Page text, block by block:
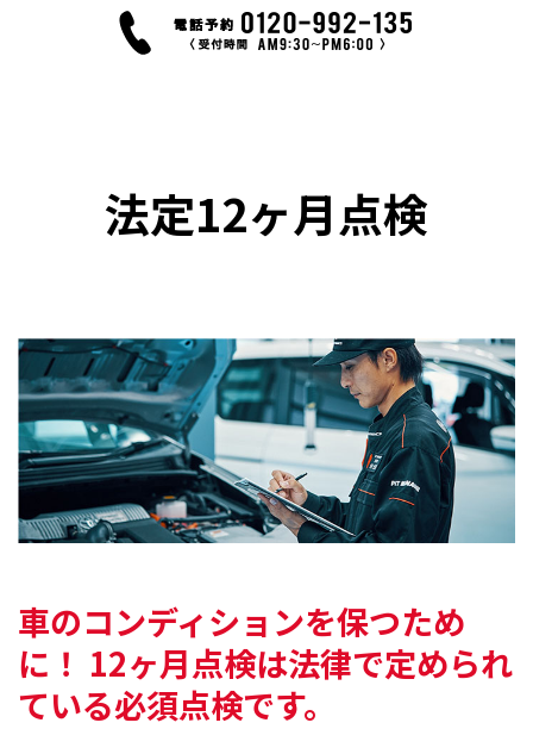
法定12ヶ月点検
車のコンディションを保つため
に！ 12ヶ月点検は法律で定められ
ている必須点検です。